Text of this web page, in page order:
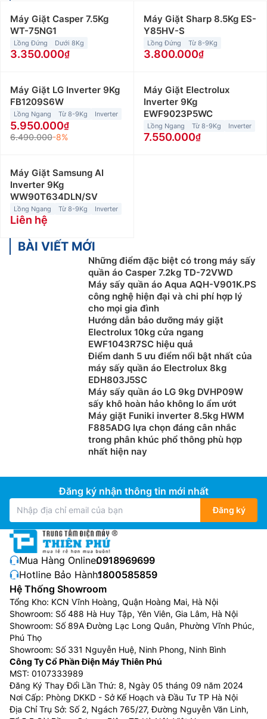
Máy Giặt Casper 7.5Kg
WT-75NG1
Lồng Đứng Dưới 8Kg
3.350.000
Máy Giặt Sharp 8.5Kg ES-
Y85HV-S
Lồng Đứng Từ 8-9Kg
3.800.000
Máy Giặt LG Inverter 9Kg
FB1209S6W
Lồng Ngang Từ 8-9Kg Inverter
5.950.000
6.490.000-8%
Máy Giặt Electrolux
Inverter 9Kg
EWF9023P5WC
Lồng Ngang Từ 8-9Kg Inverter
7.550.000
Máy Giặt Samsung AI
Inverter 9Kg
WW90T634DLN/SV
Lồng Ngang Từ 8-9Kg Inverter
Liên hệ
BÀI VIẾT MỚI
Những điểm đặc biệt có trong máy sấy
quần áo Casper 7.2kg TD-72VWD
Máy sấy quần áo Aqua AQH-V901K.PS
công nghệ hiện đại và chi phí hợp lý
cho mọi gia đình
Hướng dẫn bảo dưỡng máy giặt
Electrolux 10kg cửa ngang
EWF1043R7SC hiệu quả
Điểm danh 5 ưu điểm nổi bật nhất của
máy sấy quần áo Electrolux 8kg
EDH803J5SC
Máy sấy quần áo LG 9kg DVHP09W
sấy khô hoàn hảo không lo ẩm ướt
Máy giặt Funiki inverter 8.5kg HWM
F885ADG lựa chọn đáng cân nhắc
trong phân khúc phổ thông phù hợp
nhất hiện nay
Đăng ký nhận thông tin mới nhất
Đăng ký
Mua Hàng Online:0918969699
Hotline Bảo Hành:1800585859
Hệ Thống Showroom
Tổng Kho: KCN Vĩnh Hoàng, Quận Hoàng Mai, Hà Nội
Showroom: Số 488 Hà Huy Tập, Yên Viên, Gia Lâm, Hà Nội
Showroom: Số 89A Đường Lạc Long Quân, Phường Vĩnh Phúc,
Phú Thọ
Showroom: Số 331 Nguyễn Huệ, Ninh Phong, Ninh Bình
Công Ty Cổ Phần Điện Máy Thiên Phú
MST: 0107333989
Đăng Ký Thay Đổi Lần Thứ: 8, Ngày 05 tháng 09 năm 2024
Nơi Cấp: Phòng DKKD - Sở Kế Hoạch và Đầu Tư TP Hà Nội
Địa Chỉ Trụ Sở: Số 2, Ngách 765/27, Đường Nguyễn Văn Linh,